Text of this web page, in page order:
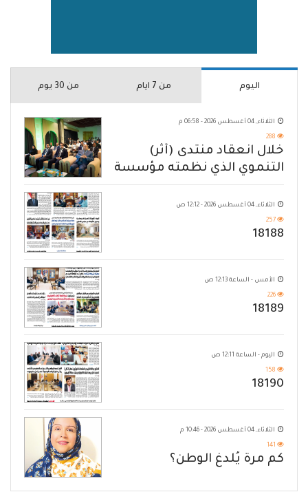
اليوم من 7 ايام من 30 يوم
الثلاثاء, 04 أغسطس 2026 - 06:58 م
288
خلال انعقاد منتدى (أثر)
التنموي الذي نظمته مؤسسة
حضرموت
الثلاثاء, 04 أغسطس 2026 - 12:12 ص
257
18188
الأمس - الساعة 12:13 ص
226
18189
اليوم - الساعة 12:11 ص
158
18190
الثلاثاء, 04 أغسطس 2026 - 10:46 م
141
كم مرة يُلدغ الوطن؟